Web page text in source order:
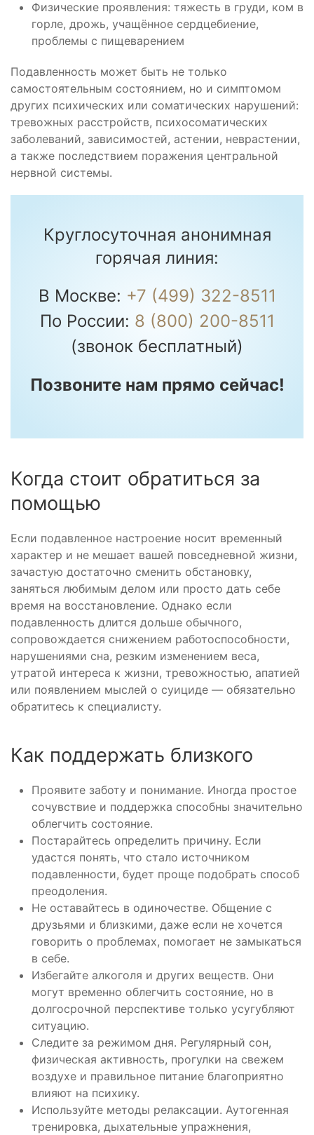
Физические проявления: тяжесть в груди, ком в
горле, дрожь, учащённое сердцебиение,
проблемы с пищеварением
Подавленность может быть не только
самостоятельным состоянием, но и симптомом
других психических или соматических нарушений:
тревожных расстройств, психосоматических
заболеваний, зависимостей, астении, неврастении,
а также последствием поражения центральной
нервной системы.
Круглосуточная анонимная
горячая линия:
В Москве: +7 (499) 322-8511
По России: 8 (800) 200-8511
(звонок бесплатный)
Позвоните нам прямо сейчас!
Когда стоит обратиться за
помощью
Если подавленное настроение носит временный
характер и не мешает вашей повседневной жизни,
зачастую достаточно сменить обстановку,
заняться любимым делом или просто дать себе
время на восстановление. Однако если
подавленность длится дольше обычного,
сопровождается снижением работоспособности,
нарушениями сна, резким изменением веса,
утратой интереса к жизни, тревожностью, апатией
или появлением мыслей о суициде — обязательно
обратитесь к специалисту.
Как поддержать близкого
Проявите заботу и понимание. Иногда простое
сочувствие и поддержка способны значительно
облегчить состояние.
Постарайтесь определить причину. Если
удастся понять, что стало источником
подавленности, будет проще подобрать способ
преодоления.
Не оставайтесь в одиночестве. Общение с
друзьями и близкими, даже если не хочется
говорить о проблемах, помогает не замыкаться
в себе.
Избегайте алкоголя и других веществ. Они
могут временно облегчить состояние, но в
долгосрочной перспективе только усугубляют
ситуацию.
Следите за режимом дня. Регулярный сон,
физическая активность, прогулки на свежем
воздухе и правильное питание благоприятно
влияют на психику.
Используйте методы релаксации. Аутогенная
тренировка, дыхательные упражнения,